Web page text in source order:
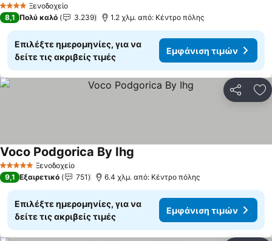
4 ΑστέριαΞενοδοχείο
8,1 Πολύ καλό 3.239 1.2 χλμ. από: Κέντρο πόλης
Επιλέξτε ημερομηνίες, για να
δείτε τις ακριβείς τιμές
Εμφάνιση τιμών
5 Αστέρια Ξενοδοχείο
Voco Podgorica By Ihg
9,1 Εξαιρετικό 751 6.4 χλμ. από: Κέντρο πόλης
Επιλέξτε ημερομηνίες, για να
δείτε τις ακριβείς τιμές
Εμφάνιση τιμών